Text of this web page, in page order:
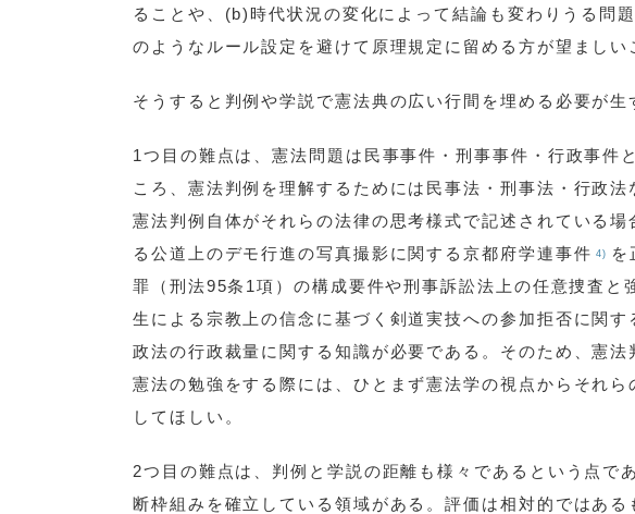
ることや、(b)時代状況の変化によって結論も変わりうる問
のようなルール設定を避けて原理規定に留める方が望ましい
そうすると判例や学説で憲法典の広い行間を埋める必要が生
1つ目の難点は、憲法問題は民事事件・刑事事件・行政事件
ころ、憲法判例を理解するためには民事法・刑事法・行政
憲法判例自体がそれらの法律の思考様式で記述されている
る公道上のデモ行進の写真撮影に関する京都府学連事件 4)
を
罪（刑法95条1項）の構成要件や刑事訴訟法上の任意捜査と
生による宗教上の信念に基づく剣道実技への参加拒否に関す
政法の行政裁量に関する知識が必要である。そのため、憲
憲法の勉強をする際には、ひとまず憲法学の視点からそれ
してほしい。
2つ目の難点は、判例と学説の距離も様々であるという点で
断枠組みを確立している領域がある。評価は相対的ではあ